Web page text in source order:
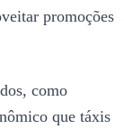
promoções
como
que táxis